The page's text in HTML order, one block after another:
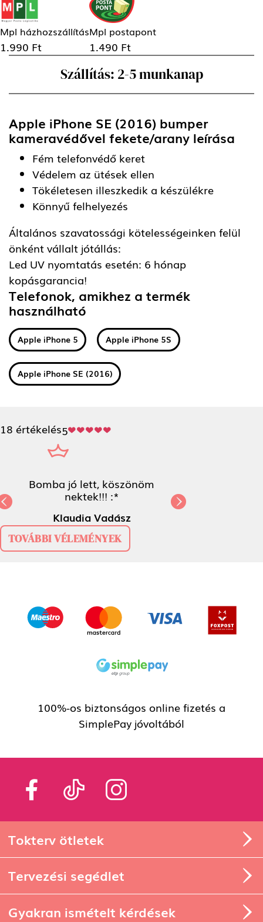
Mpl házhozszállítás
1.990 Ft
Mpl postapont
1.490 Ft
Szállítás: 2-5 munkanap
Apple iPhone SE (2016) bumper
kameravédővel fekete/arany leírása
Fém telefonvédő keret
Védelem az ütések ellen
Tökéletesen illeszkedik a készülékre
Könnyű felhelyezés
Általános szavatossági kötelességeinken felül
önként vállalt jótállás:
Led UV nyomtatás esetén: 6 hónap
kopásgarancia!
Telefonok, amikhez a termék
használható
Apple iPhone 5 Apple iPhone 5S
Apple iPhone SE (2016)
18 értékelés5
Bomba jó lett, köszönöm
nektek!!! :*
Klaudia Vadász
Previous Next
TOVÁBBI VÉLEMÉNYEK
100%-os biztonságos online fizetés a
SimplePay jóvoltából
Tokterv ötletek
Tervezési segédlet
Gyakran ismételt kérdések